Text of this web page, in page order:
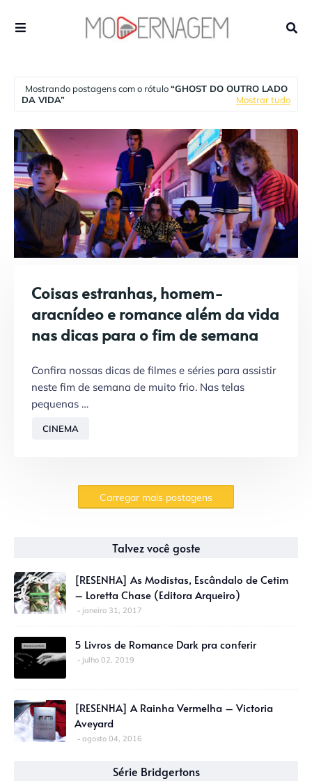
Mostrando postagens com o rótulo GHOST DO OUTRO LADO
DA VIDA
Mostrar tudo
Coisas estranhas, homem-
aracnídeo e romance além da vida
nas dicas para o fim de semana
Confira nossas dicas de filmes e séries para assistir
neste fim de semana de muito frio. Nas telas
pequenas …
CINEMA
Carregar mais postagens
Talvez você goste
[RESENHA] As Modistas, Escândalo de Cetim
– Loretta Chase (Editora Arqueiro)
janeiro 31, 2017
5 Livros de Romance Dark pra conferir
julho 02, 2019
[RESENHA] A Rainha Vermelha – Victoria
Aveyard
agosto 04, 2016
Série Bridgertons